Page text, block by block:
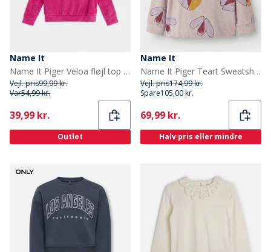
Name It
Name It Piger Veloa fløjl top Fuchsia Purple
Vejl. pris99,99 kr.
Var54,99 kr.
Current
39,99 kr.
Outlet
Name It
Name It Piger Teart Sweatshirt Lilac Marble
Vejl. pris174,99 kr.
Spare105,00 kr.
Current
69,99 kr.
Halv pris eller mindre